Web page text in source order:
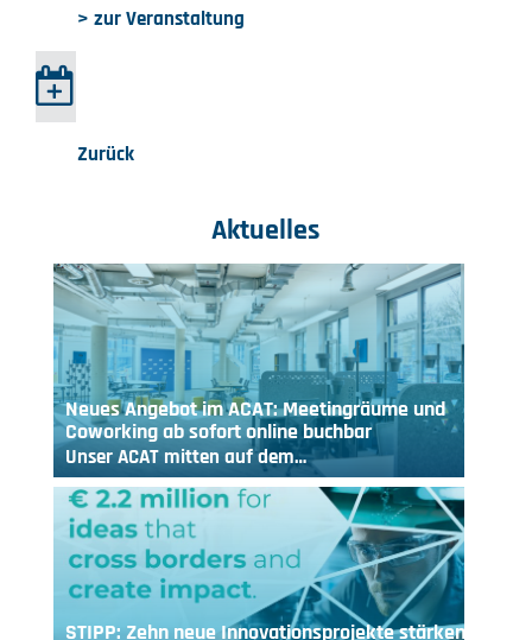
> zur Veranstaltung
Zurück
Aktuelles
Neues Angebot im ACAT: Meetingräume und
Coworking ab sofort online buchbar
Unser ACAT mitten auf dem…
STIPP: Zehn neue Innovationsprojekte stärken